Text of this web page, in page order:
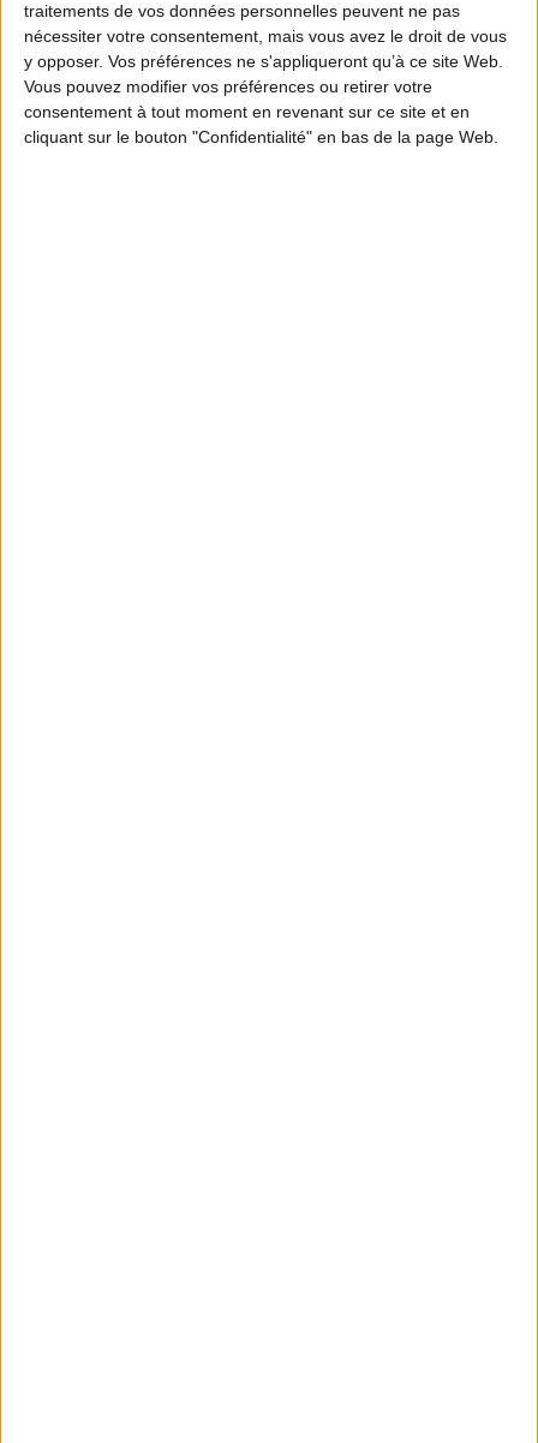
traitements de vos données personnelles peuvent ne pas
nécessiter votre consentement, mais vous avez le droit de vous
y opposer. Vos préférences ne s'appliqueront qu’à ce site Web.
Vous pouvez modifier vos préférences ou retirer votre
consentement à tout moment en revenant sur ce site et en
cliquant sur le bouton "Confidentialité" en bas de la page Web.